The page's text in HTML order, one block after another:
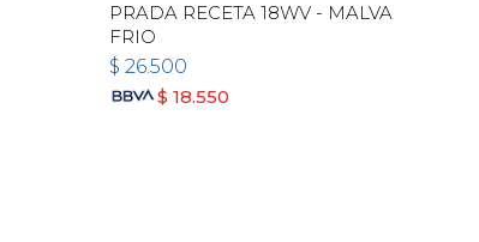
PRADA RECETA 18WV - MALVA
FRIO
$ 26.500
$ 18.550